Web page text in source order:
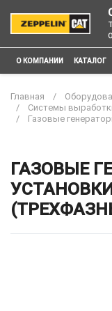
О КОМПАНИИ КАТАЛОГ
Главная
Системы
Газовые
ГАЗОВЫЕ
УСТАНОВКИ